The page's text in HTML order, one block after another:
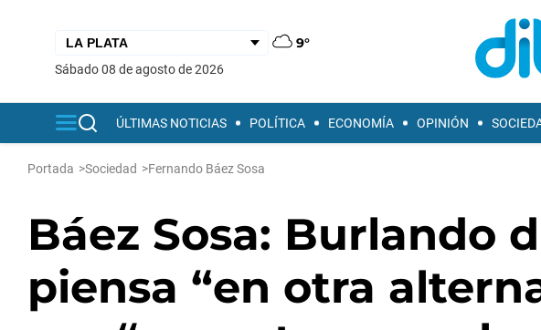
9°
sábado 08 de agosto de 2026
ÚLTIMAS NOTICIAS POLÍTICA ECONOMÍA OPINIÓN
Portada >Sociedad >Fernando Báez Sosa
Báez Sosa: Burlando
piensa “en otra